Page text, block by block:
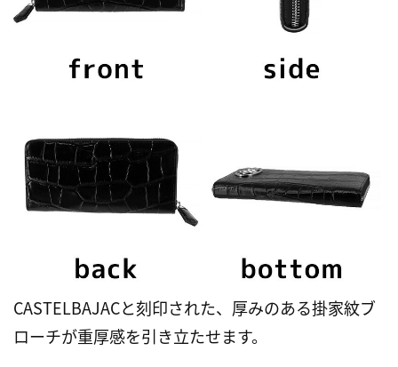
CASTELBAJACと刻印された、厚みのある掛家紋ブ
ローチが重厚感を引き立たせます。